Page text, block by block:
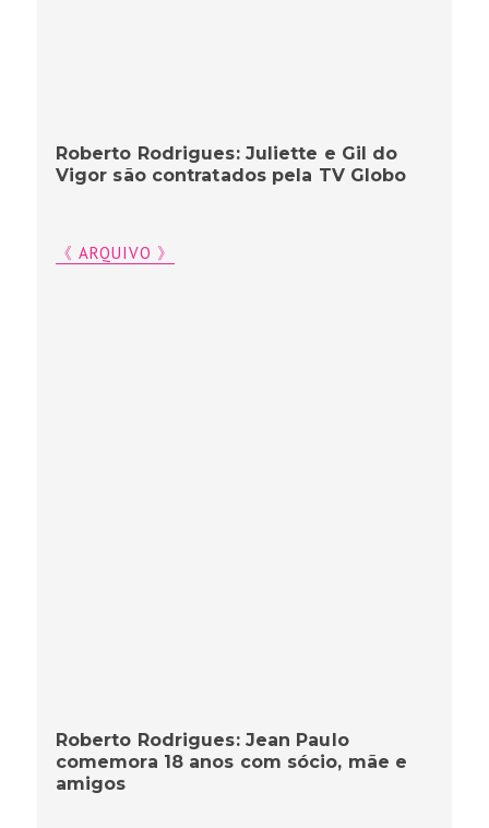
Roberto Rodrigues: Juliette e Gil do
Vigor são contratados pela TV Globo
《 ARQUIVO 》
Roberto Rodrigues: Jean Paulo
comemora 18 anos com sócio, mãe e
amigos